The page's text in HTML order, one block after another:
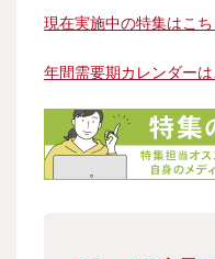
現在実施中の特集はこち
年間需要期カレンダーは